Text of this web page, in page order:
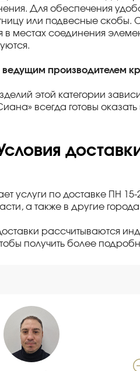
Для обеспечения
или подвесные скобы.
местах соединения
ведущим производителем
этой категории
всегда готовы
услуги по доставке ПН
а также в другие
рассчитываются
получить более